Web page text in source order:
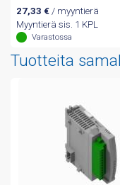
27,33 €/ myyntierä
Myyntierä sis. 1 KPL
Varastossa
Tuotteita